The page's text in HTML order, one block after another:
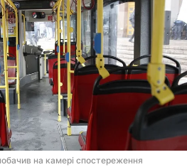
на камері спостереження